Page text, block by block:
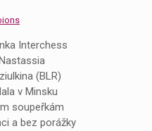
Interchess
(BLR)
v Minsku
soupeřkám
a bez porážky